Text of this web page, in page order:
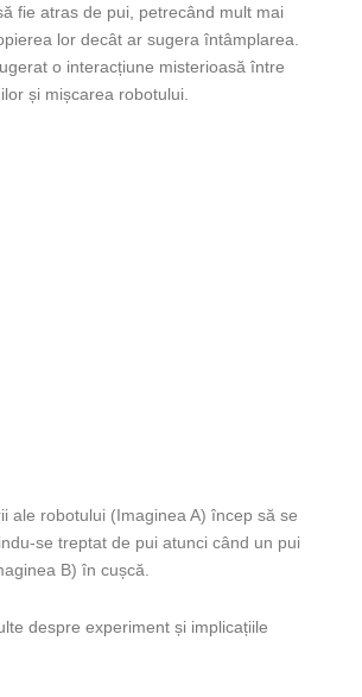
fie atras de pui, petrecând mult mai
lor decât ar sugera întâmplarea.
o interacțiune misterioasă între
și mișcarea robotului.
ale robotului (Imaginea A) încep să se
se treptat de pui atunci când un pui
B) în cușcă.
despre experiment și implicațiile